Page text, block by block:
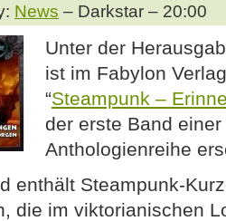
News – Darkstar – 20:00
Unter der
ist im Fabylon
“Steampunk –
der erste Band
Anthologienreihe
enthält Steampunk-
die im viktorianischen